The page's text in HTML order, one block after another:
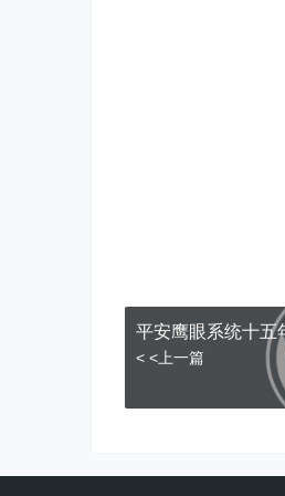
平安鹰眼系统十五
< <上一篇